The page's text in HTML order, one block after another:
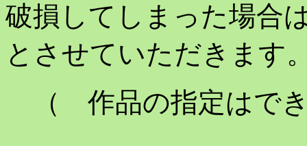
破損してしまった場合
とさせていただきます
（ 作品の指定はで